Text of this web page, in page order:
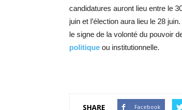
candidatures auront lieu entre le
juin et l’élection aura lieu le 28
le signe de la volonté du pouvoir
politique ou institutionnelle.
SHARE Facebook